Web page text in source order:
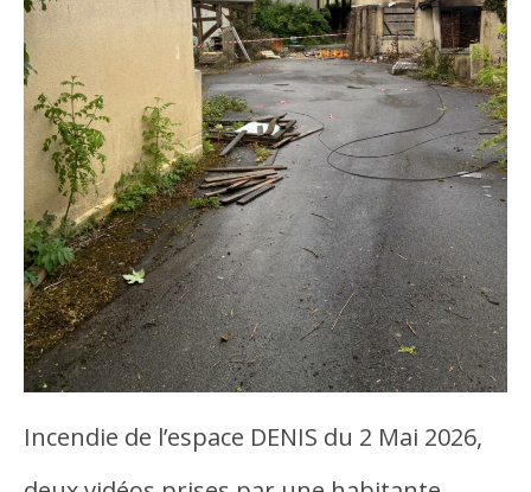
Incendie de l’espace DENIS du 2 Mai 2026,